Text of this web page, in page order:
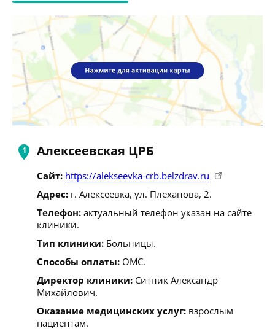
Алексеевская ЦРБ
Сайт: https://alekseevka-crb.belzdrav.ru
Адрес: г. Алексеевка, ул. Плеханова, 2.
Телефон: актуальный телефон указан на сайте
клиники.
Тип клиники: Больницы.
Способы оплаты: ОМС.
Директор клиники: Ситник Александр
Михайлович.
Оказание медицинских услуг: взрослым
пациентам.